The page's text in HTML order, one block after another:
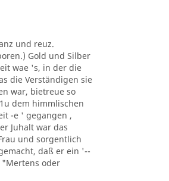
und reuz.
Gold und Silber
wae 's, in der die
die Verständigen sie
war, bietreue so
dem himmlischen
-e ' gegangen ,
Juhalt war das
und sorgentlich
daß er ein '--
oder